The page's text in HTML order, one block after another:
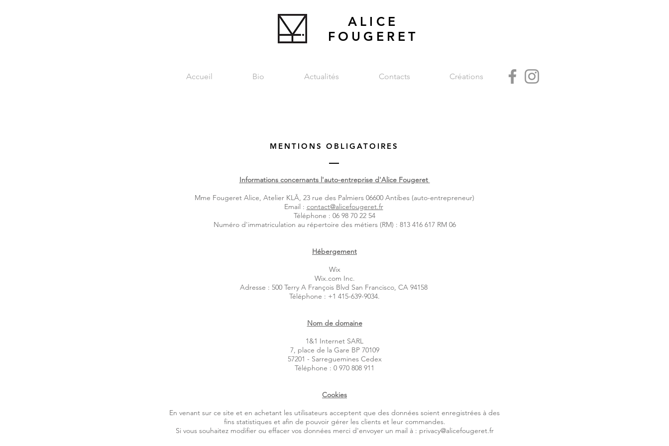
ALICE
FOUGERET
Accueil Bio Actualités Contacts Créations
MENTIONS OBLIGATOIRES
Informations concernants l'auto-entreprise d'Alice Fougeret
Mme Fougeret Alice, Atelier KLĀ, 23 rue des Palmiers 06600 Antibes (auto-entrepreneur)
Email : contact@alicefougeret.fr
Téléphone : 06 98 70 22 54
Numéro d'immatriculation au répertoire des métiers (RM) : 813 416 617 RM 06
Hébergement
Wix
Wix.com Inc.
Adresse : 500 Terry A François Blvd San Francisco, CA 94158
Téléphone : +1 415-639-9034.
Nom de domaine
1&1 Internet SARL
7, place de la Gare BP 70109
57201 - Sarreguemines Cedex
Téléphone : 0 970 808 911
Cookies
En venant sur ce site et en achetant les utilisateurs acceptent que des données soient enregistrées à des
fins statistiques et afin de pouvoir gérer les clients et leur commandes.
Si vous souhaitez modifier ou effacer vos données merci d'envoyer un mail à : privacy@alicefougeret.fr